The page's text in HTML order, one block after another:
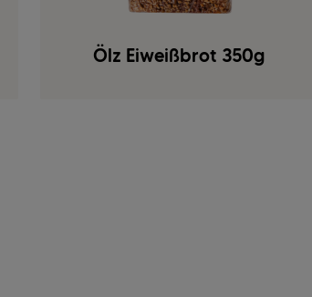
Ölz Eiweißbrot 350g